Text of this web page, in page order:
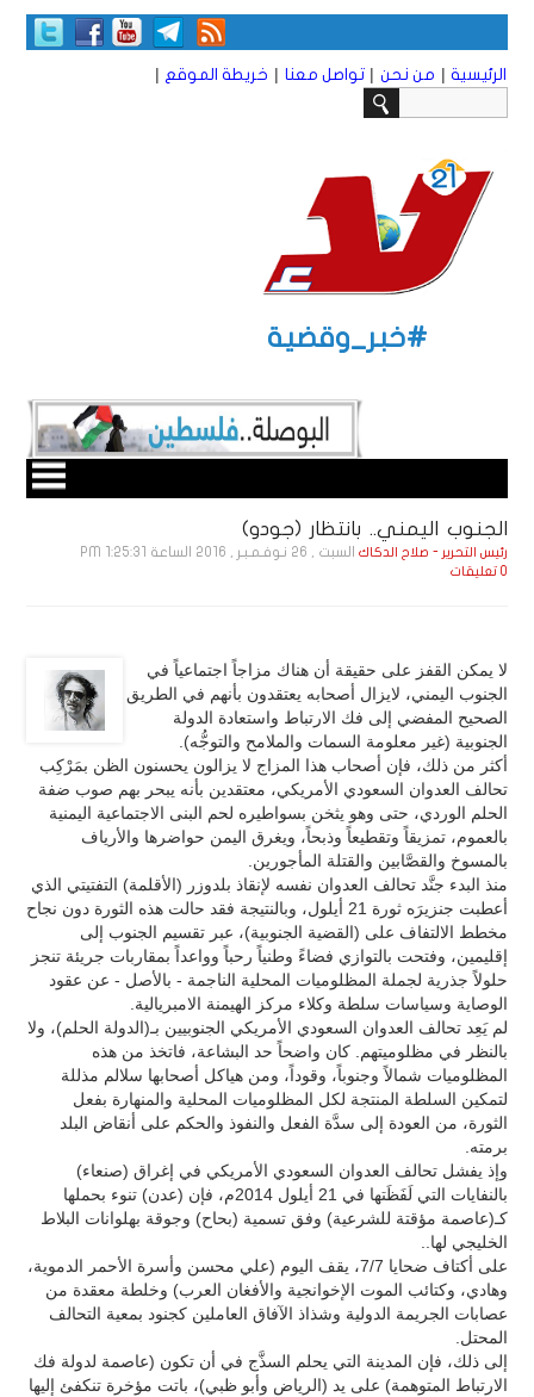
الرئيسية | من نحن | تواصل معنا | خريطة الموقع |
#خبر_وقضية
الجنوب اليمني.. بانتظار (جودو)
رئيس التحرير - صلاح الدكاك السبت , 26 نـوفـمـبـر , 2016 الساعة 1:25:31 PM
0 تعليقات
لا يمكن القفز على حقيقة أن هناك مزاجاً اجتماعياً في
الجنوب اليمني، لايزال أصحابه يعتقدون بأنهم في الطريق
الصحيح المفضي إلى فك الارتباط واستعادة الدولة
الجنوبية (غير معلومة السمات والملامح والتوجُّه).
أكثر من ذلك، فإن أصحاب هذا المزاج لا يزالون يحسنون الظن بمَرْكِب
تحالف العدوان السعودي الأمريكي، معتقدين بأنه يبحر بهم صوب ضفة
الحلم الوردي، حتى وهو يثخن بسواطيره لحم البنى الاجتماعية اليمنية
بالعموم، تمزيقاً وتقطيعاً وذبحاً، ويغرق اليمن حواضرها والأرياف
بالمسوخ والقصَّابين والقتلة المأجورين.
منذ البدء جنَّد تحالف العدوان نفسه لإنقاذ بلدوزر (الأقلمة) التفتيتي الذي
أعطبت جنزيرَه ثورة 21 أيلول، وبالنتيجة فقد حالت هذه الثورة دون نجاح
مخطط الالتفاف على (القضية الجنوبية)، عبر تقسيم الجنوب إلى
إقليمين، وفتحت بالتوازي فضاءً وطنياً رحباً وواعداً بمقاربات جريئة تنجز
حلولاً جذرية لجملة المظلوميات المحلية الناجمة - بالأصل - عن عقود
الوصاية وسياسات سلطة وكلاء مركز الهيمنة الامبريالية.
لم يَعِد تحالف العدوان السعودي الأمريكي الجنوبيين بـ(الدولة الحلم)، ولا
بالنظر في مظلوميتهم. كان واضحاً حد البشاعة، فاتخذ من هذه
المظلوميات شمالاً وجنوباً، وقوداً، ومن هياكل أصحابها سلالم مذللة
لتمكين السلطة المنتجة لكل المظلوميات المحلية والمنهارة بفعل
الثورة، من العودة إلى سدَّة الفعل والنفوذ والحكم على أنقاض البلد
برمته.
وإذ يفشل تحالف العدوان السعودي الأمريكي في إغراق (صنعاء)
بالنفايات التي لَفَظَتها في 21 أيلول 2014م، فإن (عدن) تنوء بحملها
كـ(عاصمة مؤقتة للشرعية) وفق تسمية (بحاح) وجوقة بهلوانات البلاط
الخليجي لها..
على أكتاف ضحايا 7/7، يقف اليوم (علي محسن وأسرة الأحمر الدموية،
وهادي، وكتائب الموت الإخوانجية والأفغان العرب) وخلطة معقدة من
عصابات الجريمة الدولية وشذاذ الآفاق العاملين كجنود بمعية التحالف
المحتل.
إلى ذلك، فإن المدينة التي يحلم السذَّج في أن تكون (عاصمة لدولة فك
الارتباط المتوهمة) على يد (الرياض وأبو ظبي)، باتت مؤخرة تنكفئ إليها